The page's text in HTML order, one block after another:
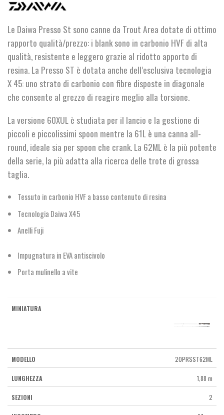
originale
era:
€188,00.
è:
€169,00.
Le Daiwa Presso St sono canne da Trout Area dotate di ottimo
rapporto qualità/prezzo: i blank sono in carbonio HVF di alta
qualità, resistente e leggero grazie al ridotto apporto di
resina. La Presso ST è dotata anche dell’esclusiva tecnologia
X 45: uno strato di carbonio con fibre disposte in diagonale
che consente al grezzo di reagire meglio alla torsione.
La versione 60XUL è studiata per il lancio e la gestione di
piccoli e piccolissimi spoon mentre la 61L è una canna all-
round, ideale sia per spoon che crank. La 62ML è la più potente
della serie, la più adatta alla ricerca delle trote di grossa
taglia.
Tessuto in carbonio HVF a basso contenuto di resina
Tecnologia Daiwa X45
Anelli Fuji
Impugnatura in EVA antiscivolo
Porta mulinello a vite
20PRSST62ML
1,88 m
2